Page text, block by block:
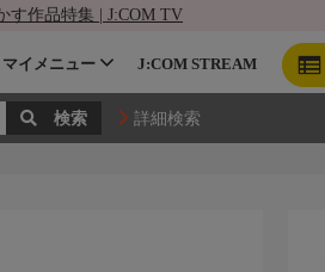
す作品特集 | J:COM TV
マイメニュー J:COM STREAM
詳細検索